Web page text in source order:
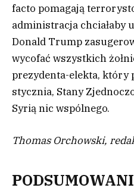
facto pomagają
administracja chciałaby
Donald Trump
wycofać wszystkich
prezydenta-elekta, który
stycznia, Stany
Syrią nic wspólnego.
Thomas Orchowski,